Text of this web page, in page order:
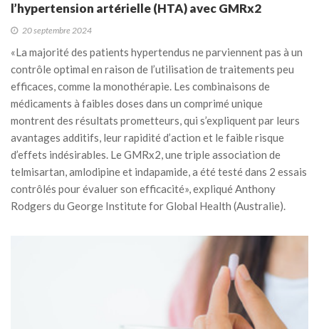
l’hypertension artérielle (HTA) avec GMRx2
20 septembre 2024
«La majorité des patients hypertendus ne parviennent pas à un
contrôle optimal en raison de l’utilisation de traitements peu
efficaces, comme la monothérapie. Les combinaisons de
médicaments à faibles doses dans un comprimé unique
montrent des résultats prometteurs, qui s’expliquent par leurs
avantages additifs, leur rapidité d’action et le faible risque
d’effets indésirables. Le GMRx2, une triple association de
telmisartan, amlodipine et indapamide, a été testé dans 2 essais
contrôlés pour évaluer son efficacité», expliqué Anthony
Rodgers du George Institute for Global Health (Australie).